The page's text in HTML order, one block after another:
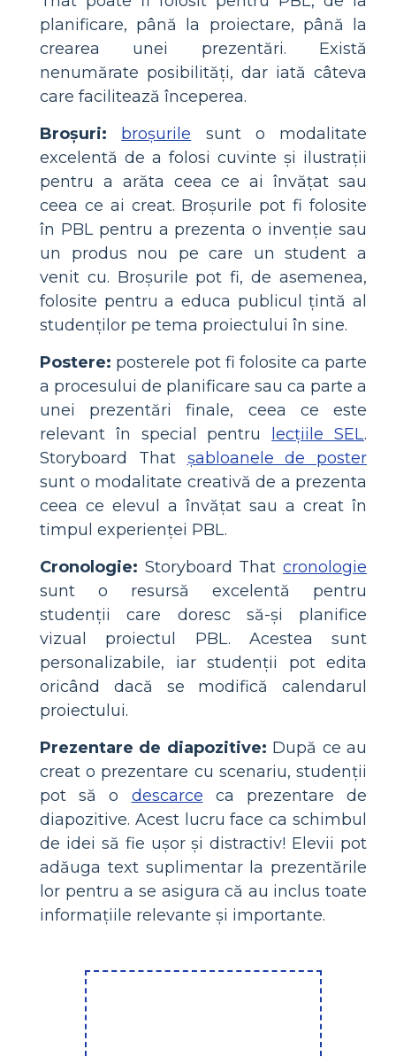
planificare, până la proiectare, până la
crearea unei prezentări. Există
nenumărate posibilități, dar iată câteva
care facilitează începerea.
Broșuri:
broșurile sunt o modalitate
excelentă de a folosi cuvinte și ilustrații
pentru a arăta ceea ce ai învățat sau
ceea ce ai creat. Broșurile pot fi folosite
în PBL pentru a prezenta o invenție sau
un produs nou pe care un student a
venit cu. Broșurile pot fi, de asemenea,
folosite pentru a educa publicul țintă al
studenților pe tema proiectului în sine.
Postere: posterele pot fi folosite ca parte
a procesului de planificare sau ca parte a
unei prezentări finale, ceea ce este
relevant în special pentru
lecțiile SEL.
Storyboard That șabloanele de poster
sunt o modalitate creativă de a prezenta
ceea ce elevul a învățat sau a creat în
timpul experienței PBL.
Cronologie: Storyboard That cronologie
sunt o resursă excelentă pentru
studenții care doresc să-și planifice
vizual proiectul PBL. Acestea sunt
personalizabile, iar studenții pot edita
oricând dacă se modifică calendarul
proiectului.
Prezentare de diapozitive: După ce au
creat o prezentare cu scenariu, studenții
pot să o descarce ca prezentare de
diapozitive. Acest lucru face ca schimbul
de idei să fie ușor și distractiv! Elevii pot
adăuga text suplimentar la prezentările
lor pentru a se asigura că au inclus toate
informațiile relevante și importante.